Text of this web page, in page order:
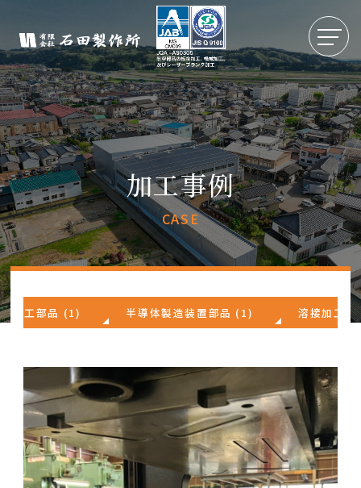
加工事例
CASE
加工部品 (1) 半導体製造装置部品 (1) 溶接加工